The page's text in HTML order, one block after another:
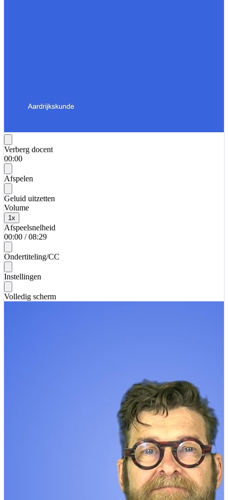
Verberg docent
00:00
Afspelen
Geluid uitzetten
Volume
1 x
Afspeelsnelheid
00:00 / 08:29
Ondertiteling/CC
Instellingen
Volledig scherm